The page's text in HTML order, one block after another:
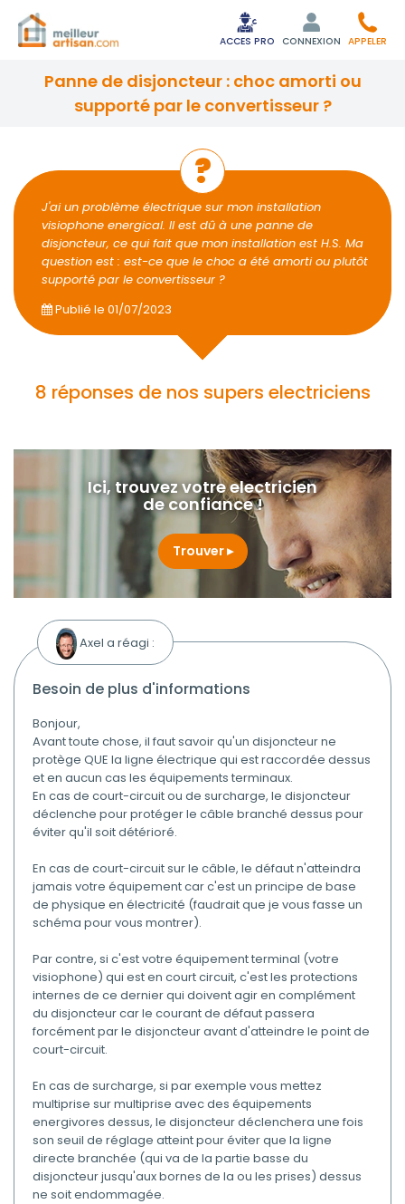
ACCES PRO CONNEXION APPELER
panne de disjoncteur : choc amorti ou
supporté par le convertisseur ?
J'ai un problème électrique sur mon installation
visiophone energical. Il est dû à une panne de
disjoncteur, ce qui fait que mon installation est H.S. Ma
question est : est-ce que le choc a été amorti ou plutôt
supporté par le convertisseur ?
Publié le 01/07/2023
8 réponses de nos supers electriciens
Ici, trouvez votre electricien
de confiance !
Trouver
Axel a réagi :
besoin de plus d'informations
Bonjour,
Avant toute chose, il faut savoir qu'un disjoncteur ne
protège QUE la ligne électrique qui est raccordée dessus
et en aucun cas les équipements terminaux.
En cas de court-circuit ou de surcharge, le disjoncteur
déclenche pour protéger le câble branché dessus pour
éviter qu'il soit détérioré.
En cas de court-circuit sur le câble, le défaut n'atteindra
jamais votre équipement car c'est un principe de base
de physique en électricité (faudrait que je vous fasse un
schéma pour vous montrer).
Par contre, si c'est votre équipement terminal (votre
visiophone) qui est en court circuit, c'est les protections
internes de ce dernier qui doivent agir en complément
du disjoncteur car le courant de défaut passera
forcément par le disjoncteur avant d'atteindre le point de
court-circuit.
En cas de surcharge, si par exemple vous mettez
multiprise sur multiprise avec des équipements
energivores dessus, le disjoncteur déclenchera une fois
son seuil de réglage atteint pour éviter que la ligne
directe branchée (qui va de la partie basse du
disjoncteur jusqu'aux bornes de la ou les prises) dessus
ne soit endommagée.